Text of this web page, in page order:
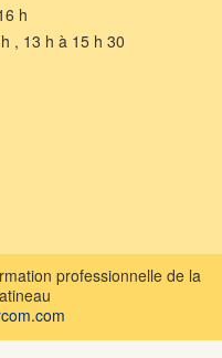
h
, 13 h à 15 h 30
professionnelle de la